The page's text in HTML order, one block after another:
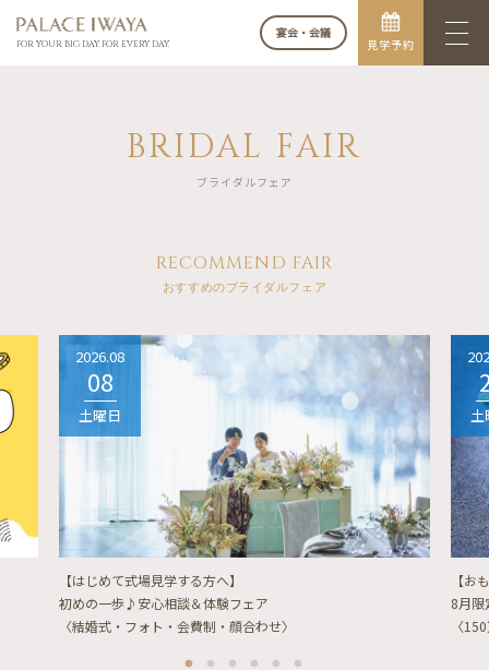
FOR YOUR BIG DAY. FOR EVERY DAY.
宴会・会議
見学予約
BRIDAL FAIR
ブライダルフェア
RECOMMEND FAIR
おすすめのブライダルフェア
2026.08
08
土曜日
【はじめて式場見学する方へ】
初めの一歩♪安心相談＆体験フェア
〈結婚式・フォト・会費制・顔合わせ〉
土
【お
8月限
〈